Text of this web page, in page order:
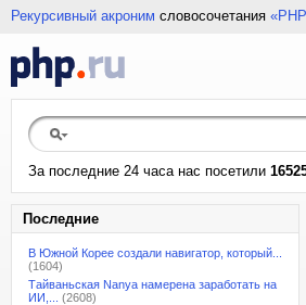
Рекурсивный акроним словосочетания
За последние 24 часа нас посетили
Последние
В Южной Корее создали навигатор, который...
(1604)
Тайваньская Nanya намерена заработать на
ИИ,...
(2608)